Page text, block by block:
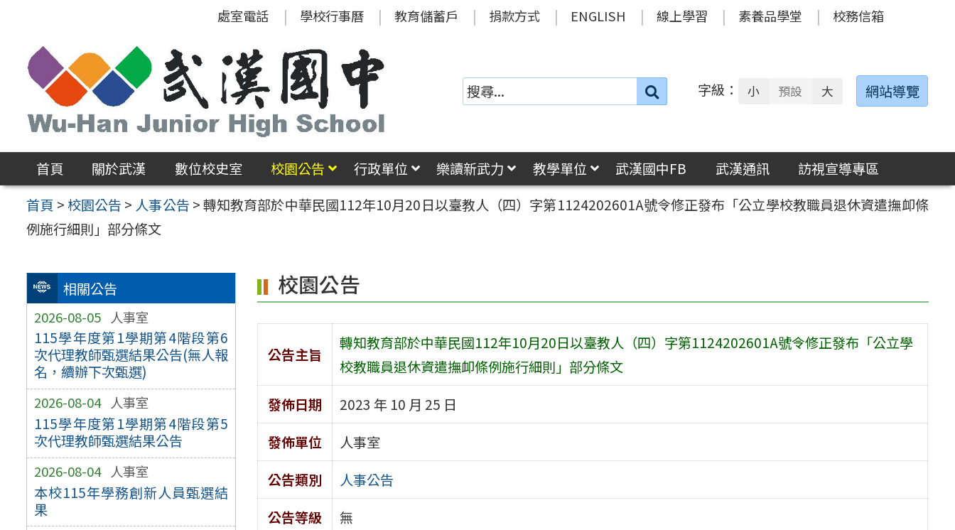
區
處室電話 學校行事曆 教育儲蓄戶 捐款方式 ENGLISH 線上學習 素養品學堂 校務信箱
搜
字級： 小 預設 大 網站導覽
首頁 關於武漢 數位校史室 校園公告 行政單位 樂讀新武力 教學單位 武漢國中FB 武漢通訊
訪視宣導專區
首頁 >校園公告 > 人事公告 >轉知教育部於中華民國112年10月20日以臺教人（四）字第1124202601A號令修正發布「公立學校教職員退休資遣撫卹條
例施行細則」部分條文
相關公告
2026-08-05 人事室
115學年度第1學期第4階段第6
次代理教師甄選結果公告(無人報
名，續辦下次甄選)
2026-08-04 人事室
115學年度第1學期第4階段第5
次代理教師甄選結果公告
2026-08-04 人事室
本校115年學務創新人員甄選結
果
校園公告
公告主旨
轉知教育部於中華民國112年10月20日以臺教人（四）字第1124202601A號令修正發布「公立學
校教職員退休資遣撫卹條例施行細則」部分條文
發佈日期
2023 年 10 月 25 日
發佈單位
人事室
公告類別
人事公告
公告等級
無